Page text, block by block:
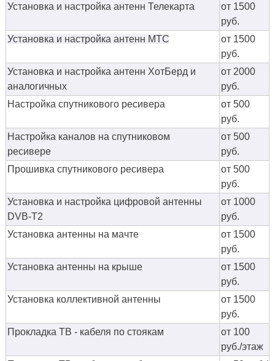
Установка и настройка антенн Телекарта
от 1500
руб.
Установка и настройка антенн МТС
от 1500
руб.
Установка и настройка антенн ХотБерд и
аналогичных
от 2000
руб.
Настройка спутникового ресивера
от 500
руб.
Настройка каналов на спутниковом
ресивере
от 500
руб.
Прошивка спутникового ресивера
от 500
руб.
Установка и настройка цифровой антенны
DVB-T2
от 1000
руб.
Установка антенны на мачте
от 1500
руб.
Установка антенны на крыше
от 1500
руб.
Установка коллективной антенны
от 1500
руб.
Прокладка ТВ - кабеля по стоякам
от 100
руб./этаж